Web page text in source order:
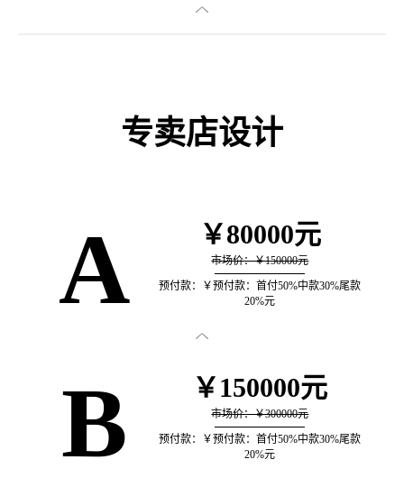

专卖店设计
A ￥80000元
市场价：￥150000元
预付款：￥预付款：首付50%中款30%尾款
20%元

B ￥150000元
市场价：￥300000元
预付款：￥预付款：首付50%中款30%尾款
20%元